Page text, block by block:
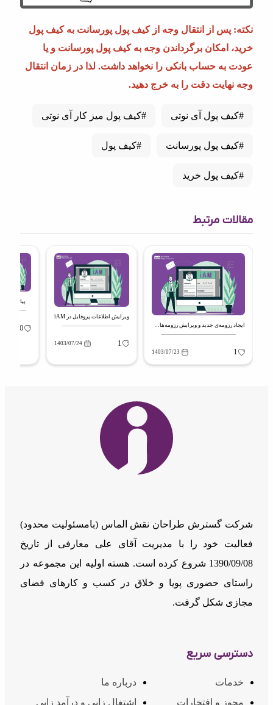
نکته: پس از انتقال وجه از کیف پول پورسانت به کیف پول
خرید، امکان برگرداندن وجه به کیف پول پورسانت و یا
عودت به حساب بانکی را نخواهد داشت. لذا در زمان انتقال
وجه نهایت دقت را به خرج دهید.
#کیف پول آی نوتی #کیف پول میز کار آی نوتی
#کیف پول پورسانت #کیف پول
#کیف پول خرید
مقالات مرتبط
ایجاد رزومه‌‌ی جدید و ویرایش رزومه‌های قبلی
1
1403/07/23
ویرایش اطلاعات پروفایل در iAM
1
1403/07/24
پیام‌های
0
شرکت گسترش طراحان نقش الماس (بامسئوليت محدود)
فعالیت خود را با مدیریت آقای علی معارفی از تاریخ
1390/09/08 شروع کرده است. هسته اولیه این مجموعه در
راستای حضوری پویا و خلاق در کسب و کارهای فضای
مجازی شکل گرفت.
دسترسی سریع
خدمات
درباره ما
مجوز و افتخارات
اشتغال زایی و درآمد زایی